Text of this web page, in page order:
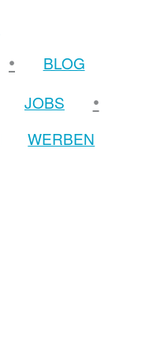
•
BLOG
JOBS •
WERBEN